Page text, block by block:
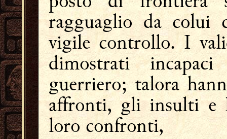
ragguaglio da colui
vigile controllo. I
dimostrati
guerriero; talora
affronti, gli insulti e
loro confronti,